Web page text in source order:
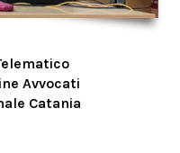
Avvocati
Catania